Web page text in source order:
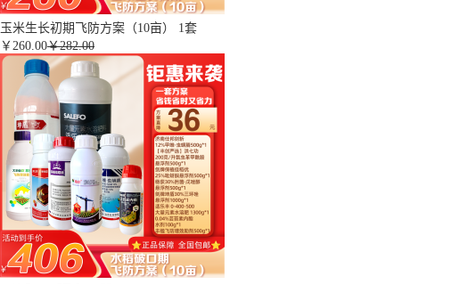
玉米生长初期飞防方案（10亩） 1套
￥ 260.00￥282.00